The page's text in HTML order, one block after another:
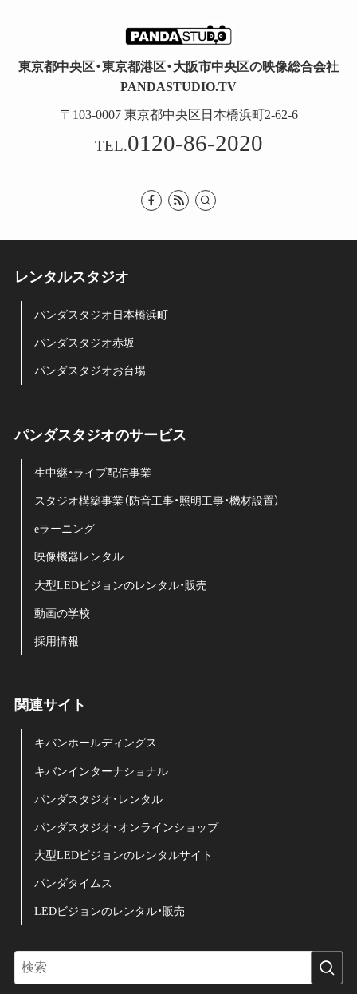
東京都中央区・東京都港区・大阪市中央区の映像総合会社
PANDASTUDIO.TV
〒103-0007 東京都中央区日本橋浜町2-62-6
TEL.0120-86-2020
レンタルスタジオ
パンダスタジオ日本橋浜町
パンダスタジオ赤坂
パンダスタジオお台場
パンダスタジオのサービス
生中継・ライブ配信事業
スタジオ構築事業（防音工事・照明工事・機材設置）
eラーニング
映像機器レンタル
大型LEDビジョンのレンタル・販売
動画の学校
採用情報
関連サイト
キバンホールディングス
キバンインターナショナル
パンダスタジオ・レンタル
パンダスタジオ・オンラインショップ
大型LEDビジョンのレンタルサイト
パンダタイムス
LEDビジョンのレンタル・販売